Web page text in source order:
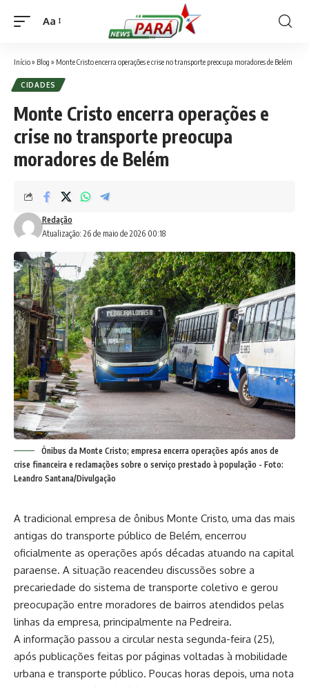
Font
Aa
Início» Blog » Monte Cristo encerra operações e crise no transporte preocupa moradores de Belém
CIDADES
Monte Cristo encerra operações e
crise no transporte preocupa
moradores de Belém
Atualização: 26 de maio de 2026 00:18
Redação
Ônibus da Monte Cristo; empresa encerra operações após anos de
crise financeira e reclamações sobre o serviço prestado à população - Foto:
Leandro Santana/Divulgação
A tradicional empresa de ônibus Monte Cristo, uma das mais
antigas do transporte público de Belém, encerrou
oficialmente as operações após décadas atuando na capital
paraense. A situação reacendeu discussões sobre a
precariedade do sistema de transporte coletivo e gerou
preocupação entre moradores de bairros atendidos pelas
linhas da empresa, principalmente na Pedreira.
A informação passou a circular nesta segunda-feira (25),
após publicações feitas por páginas voltadas à mobilidade
urbana e transporte público. Poucas horas depois, uma nota